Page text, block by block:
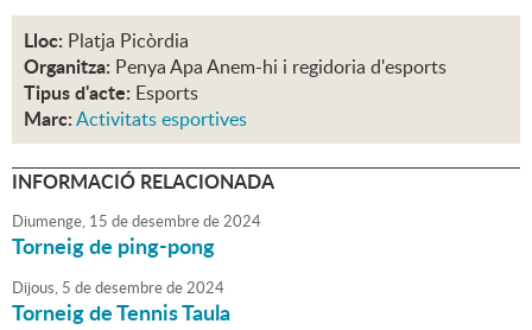
Lloc: Platja Picòrdia
Organitza: Penya Apa Anem-hi i regidoria d'esports
Tipus d'acte: Esports
Marc:Activitats esportives
INFORMACIÓ RELACIONADA
Diumenge, 15 dedesembrede2024
Torneig de ping-pong
Dijous, 5 dedesembrede2024
Torneig de Tennis Taula